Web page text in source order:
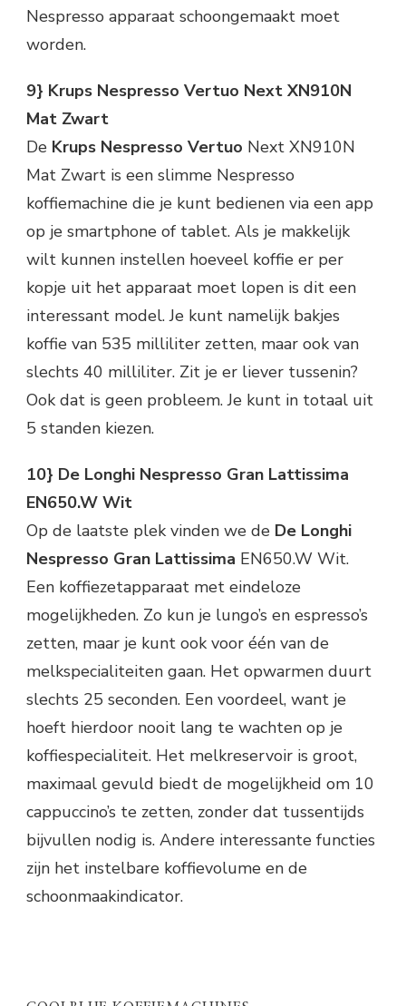
Nespresso apparaat schoongemaakt moet
worden.
9} Krups Nespresso Vertuo Next XN910N
Mat Zwart
De Krups Nespresso Vertuo Next XN910N
Mat Zwart is een slimme Nespresso
koffiemachine die je kunt bedienen via een app
op je smartphone of tablet. Als je makkelijk
wilt kunnen instellen hoeveel koffie er per
kopje uit het apparaat moet lopen is dit een
interessant model. Je kunt namelijk bakjes
koffie van 535 milliliter zetten, maar ook van
slechts 40 milliliter. Zit je er liever tussenin?
Ook dat is geen probleem. Je kunt in totaal uit
5 standen kiezen.
10} De Longhi Nespresso Gran Lattissima
EN650.W Wit
Op de laatste plek vinden we de De Longhi
Nespresso Gran Lattissima EN650.W Wit.
Een koffiezetapparaat met eindeloze
mogelijkheden. Zo kun je lungo’s en espresso’s
zetten, maar je kunt ook voor één van de
melkspecialiteiten gaan. Het opwarmen duurt
slechts 25 seconden. Een voordeel, want je
hoeft hierdoor nooit lang te wachten op je
koffiespecialiteit. Het melkreservoir is groot,
maximaal gevuld biedt de mogelijkheid om 10
cappuccino’s te zetten, zonder dat tussentijds
bijvullen nodig is. Andere interessante functies
zijn het instelbare koffievolume en de
schoonmaakindicator.